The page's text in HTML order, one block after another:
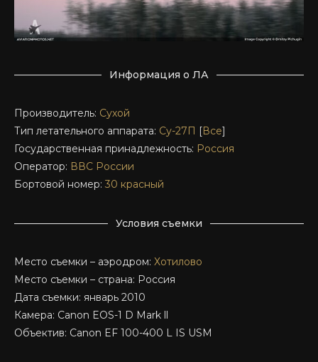
Информация о ЛА
Производитель: Сухой
Тип летательного аппарата: Су-27П [Все]
Государственная принадлежность: Россия
Оператор: ВВС России
Бортовой номер: 30 красный
Условия съемки
Место съемки – аэродром: Хотилово
Место съемки – страна: Россия
Дата съемки: январь 2010
Камера: Canon EOS-1 D Mark ll
Объектив: Canon EF 100-400 L IS USM